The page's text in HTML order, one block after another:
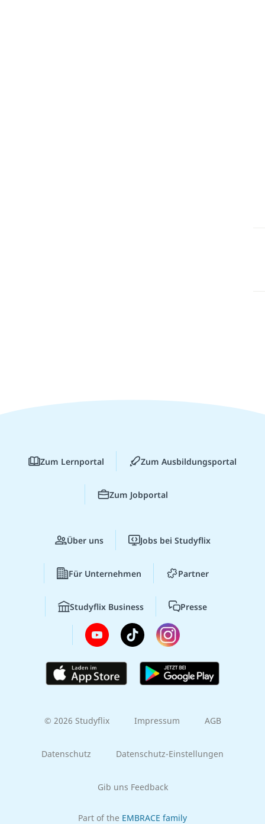
Zum Lernportal Zum Ausbildungsportal
Zum Jobportal
Über uns Jobs bei Studyflix
Für Unternehmen Partner
Studyflix Business Presse
© 2026 Studyflix Impressum AGB
Datenschutz Datenschutz-Einstellungen
Gib uns Feedback
Part of the EMBRACE family